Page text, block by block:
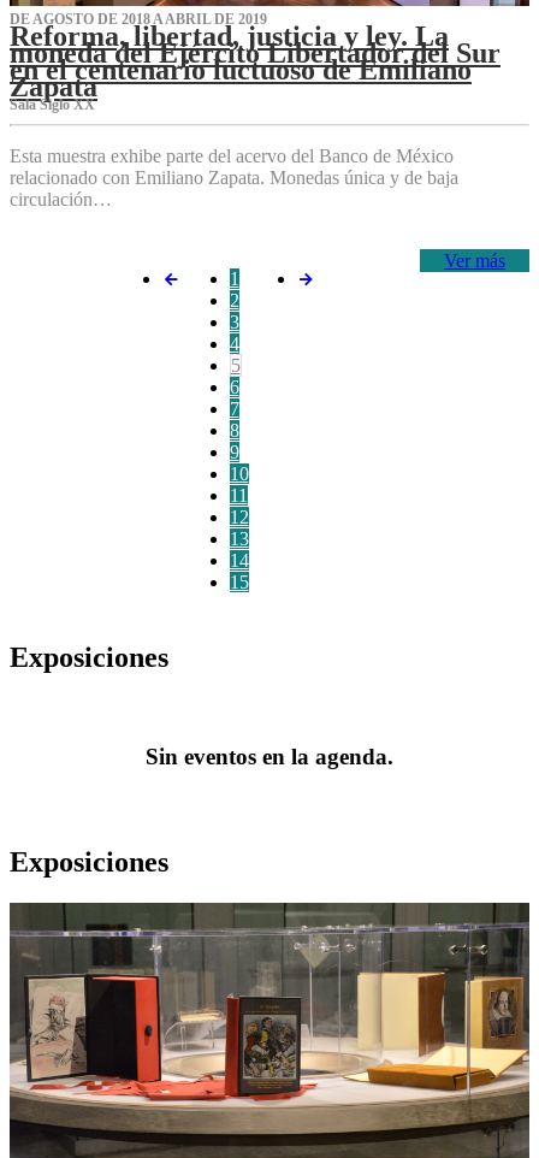
DE AGOSTO DE 2018 A ABRIL DE 2019
Reforma, libertad, justicia y ley. La
moneda del Ejército Libertador del Sur
en el centenario luctuoso de Emiliano
Zapata
Sala Siglo XX
Esta muestra exhibe parte del acervo del Banco de México
relacionado con Emiliano Zapata. Monedas única y de baja
circulación…
Ver más
1
2
3
4
5
6
7
8
9
10
11
12
13
14
15
Exposiciones
Sin eventos en la agenda.
Exposiciones